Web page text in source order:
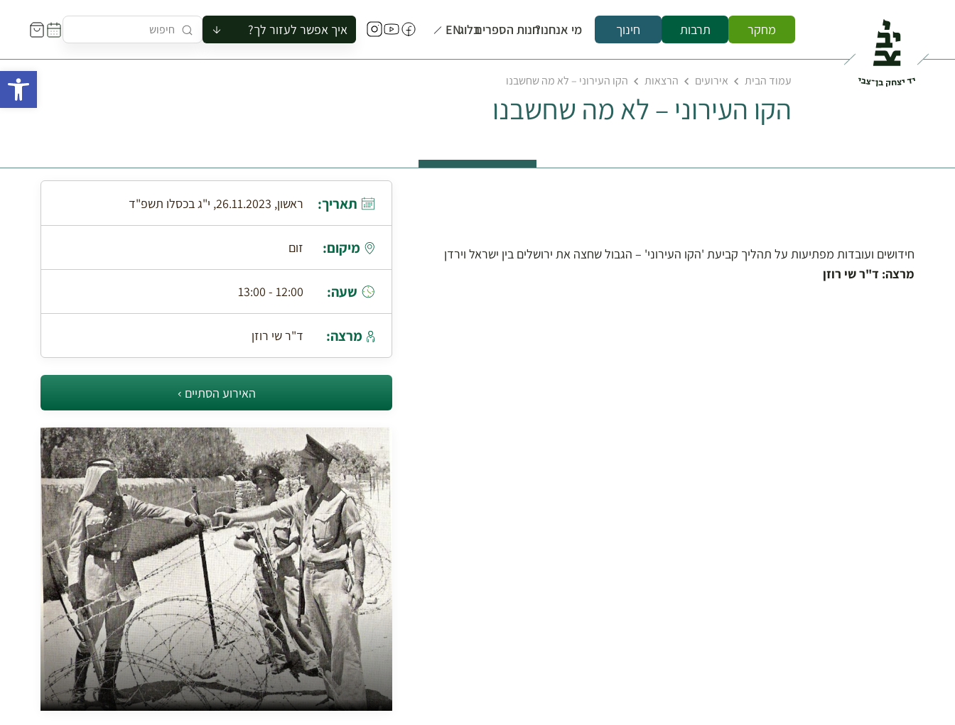
מחקר תרבות חינוך מי אנחנו?חנות הספריםבלוגEN איך אפשר לעזור לך?
להזמין סיור לקבוצה
לתאם ביקור בצריף
עמוד הבית אירועים הרצאות הקו העירוני – לא מה שחשבנו
הקו העירוני – לא מה שחשבנו
חידושים ועובדות מפתיעות על תהליך קביעת 'הקו העירוני' – הגבול שחצה את ירושלים בין ישראל וירדן
מרצה: ד"ר שי רוזן
תאריך: ראשון, 26.11.2023, י"ג בכסלו תשפ"ד
מיקום: זום
שעה: 12:00 - 13:00
מרצה: ד"ר שי רוזן
האירוע הסתיים